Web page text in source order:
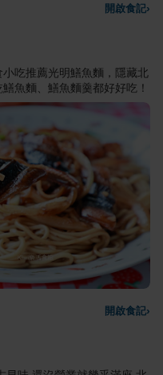
開啟食記›
吃推薦光明鱔魚麵，隱藏北
魚麵、鱔魚麵羹都好好吃！
開啟食記›